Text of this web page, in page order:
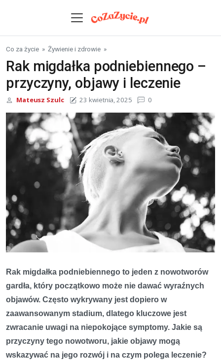
Co za życie » Żywienie i zdrowie »
Rak migdałka podniebiennego –
przyczyny, objawy i leczenie
Mateusz Szulc 23 kwietnia, 2025 0
Rak migdałka podniebiennego to jeden z nowotworów
gardła, który początkowo może nie dawać wyraźnych
objawów. Często wykrywany jest dopiero w
zaawansowanym stadium, dlatego kluczowe jest
zwracanie uwagi na niepokojące symptomy. Jakie są
przyczyny tego nowotworu, jakie objawy mogą
wskazywać na jego rozwój i na czym polega leczenie?